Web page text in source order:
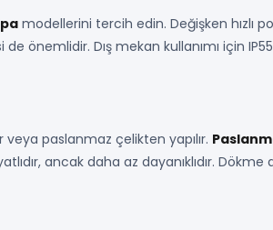
modellerini tercih edin. Değişken hızlı
önemlidir. Dış mekan kullanımı için
paslanmaz çelikten yapılır.
ancak daha az dayanıklıdır.